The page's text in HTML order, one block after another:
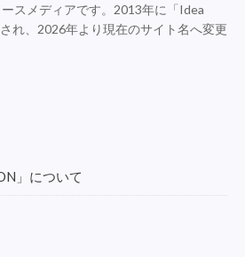
スメディアです。2013年に「Idea
れ、2026年より現在のサイト名へ変更
」について